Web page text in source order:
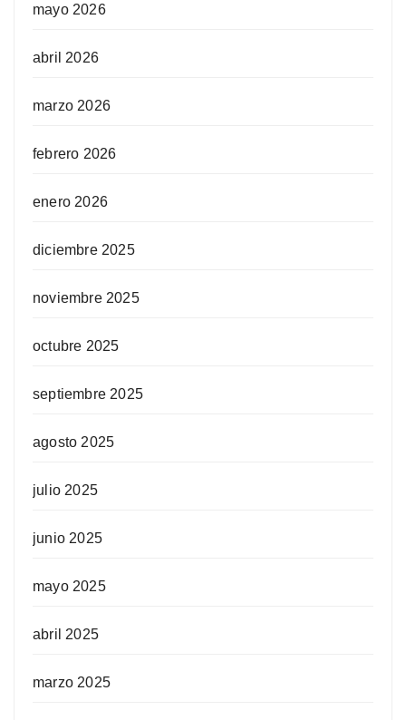
mayo 2026
abril 2026
marzo 2026
febrero 2026
enero 2026
diciembre 2025
noviembre 2025
octubre 2025
septiembre 2025
agosto 2025
julio 2025
junio 2025
mayo 2025
abril 2025
marzo 2025